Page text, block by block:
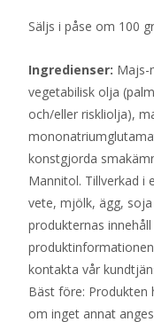
Säljs i påse om 100
Ingredienser: Majs-
vegetabilisk olja
och/eller riskliolja),
konstgjorda
Mannitol. Tillverkad i
vete, mjölk, ägg,
produkternas
kontakta vår
Bäst före: Produkten
om inget annat